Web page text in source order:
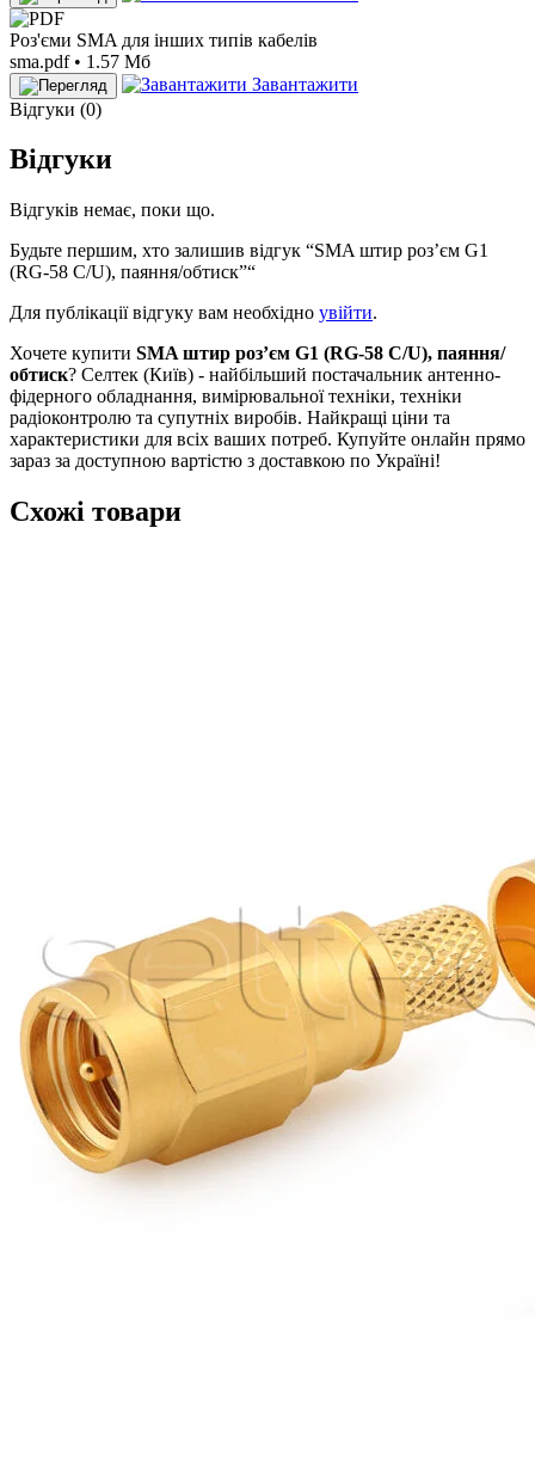
Роз'єми SMA для інших типів кабелів
sma.pdf • 1.57 Мб
Завантажити
Відгуки (0)
Відгуки
Відгуків немає, поки що.
Будьте першим, хто залишив відгук “SMA штир роз’єм G1
(RG-58 C/U), паяння/обтиск”“
Для публікації відгуку вам необхідно увійти.
Хочете купити SMA штир роз’єм G1 (RG-58 C/U), паяння/
обтиск? Селтек (Київ) - найбільший постачальник антенно-
фідерного обладнання, вимірювальної техніки, техніки
радіоконтролю та супутніх виробів. Найкращі ціни та
характеристики для всіх ваших потреб. Купуйте онлайн прямо
зараз за доступною вартістю з доставкою по Україні!
Схожі товари